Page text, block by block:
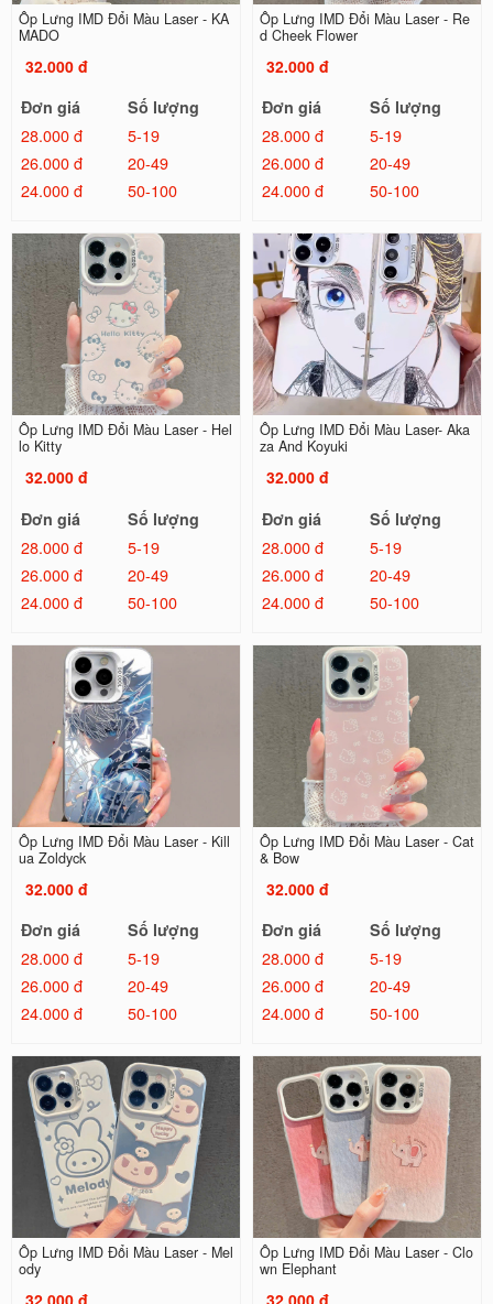
Ốp Lưng IMD Đổi Màu Laser - KA
MADO
32.000 đ
Đơn giá
Số lượng
28.000 đ
5-19
26.000 đ
20-49
24.000 đ
50-100
Ốp Lưng IMD Đổi Màu Laser - Re
d Cheek Flower
32.000 đ
Đơn giá
Số lượng
28.000 đ
5-19
26.000 đ
20-49
24.000 đ
50-100
Ốp Lưng IMD Đổi Màu Laser - Hel
lo Kitty
32.000 đ
Đơn giá
Số lượng
28.000 đ
5-19
26.000 đ
20-49
24.000 đ
50-100
Ốp Lưng IMD Đổi Màu Laser- Aka
za And Koyuki
32.000 đ
Đơn giá
Số lượng
28.000 đ
5-19
26.000 đ
20-49
24.000 đ
50-100
Ốp Lưng IMD Đổi Màu Laser - Kill
ua Zoldyck
32.000 đ
Đơn giá
Số lượng
28.000 đ
5-19
26.000 đ
20-49
24.000 đ
50-100
Ốp Lưng IMD Đổi Màu Laser - Cat
& Bow
32.000 đ
Đơn giá
Số lượng
28.000 đ
5-19
26.000 đ
20-49
24.000 đ
50-100
Ốp Lưng IMD Đổi Màu Laser - Mel
ody
Ốp Lưng IMD Đổi Màu Laser - Clo
wn Elephant